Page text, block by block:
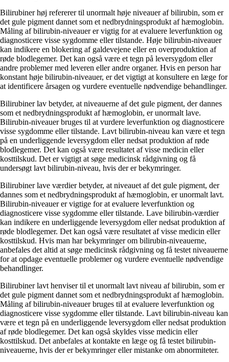
Bilirubiner høj refererer til unormalt høje niveauer af bilirubin, som er
det gule pigment dannet som et nedbrydningsprodukt af hæmoglobin.
Måling af bilirubin-niveauer er vigtig for at evaluere leverfunktion og
diagnosticere visse sygdomme eller tilstande. Høje bilirubin-niveauer
kan indikere en blokering af galdevejene eller en overproduktion af
røde blodlegemer. Det kan også være et tegn på leversygdom eller
andre problemer med leveren eller andre organer. Hvis en person har
konstant høje bilirubin-niveauer, er det vigtigt at konsultere en læge for
at identificere årsagen og vurdere eventuelle nødvendige behandlinger.
Bilirubiner lav betyder, at niveauerne af det gule pigment, der dannes
som et nedbrydningsprodukt af hæmoglobin, er unormalt lave.
Bilirubin-niveauer bruges til at vurdere leverfunktion og diagnosticere
visse sygdomme eller tilstande. Lavt bilirubin-niveau kan være et tegn
på en underliggende leversygdom eller nedsat produktion af røde
blodlegemer. Det kan også være resultatet af visse medicin eller
kosttilskud. Det er vigtigt at søge medicinsk rådgivning og få
undersøgt lavt bilirubin-niveau, hvis der er bekymringer.
Bilirubiner lave værdier betyder, at niveauet af det gule pigment, der
dannes som et nedbrydningsprodukt af hæmoglobin, er unormalt lavt.
Bilirubin-niveauer er vigtige for at evaluere leverfunktion og
diagnosticere visse sygdomme eller tilstande. Lave bilirubin-værdier
kan indikere en underliggende leversygdom eller nedsat produktion af
røde blodlegemer. Det kan også være resultatet af visse medicin eller
kosttilskud. Hvis man har bekymringer om bilirubin-niveauerne,
anbefales det altid at søge medicinsk rådgivning og få testet niveauerne
for at opdage eventuelle problemer og vurdere eventuelle nødvendige
behandlinger.
Bilirubiner lavt henviser til et unormalt lavt niveau af bilirubin, som er
det gule pigment dannet som et nedbrydningsprodukt af hæmoglobin.
Måling af bilirubin-niveauer bruges til at evaluere leverfunktion og
diagnosticere visse sygdomme eller tilstande. Lavt bilirubin-niveau kan
være et tegn på en underliggende leversygdom eller nedsat produktion
af røde blodlegemer. Det kan også skyldes visse medicin eller
kosttilskud. Det anbefales at kontakte en læge og få testet bilirubin-
niveauerne, hvis der er bekymringer eller mistanke om abnormiteter.